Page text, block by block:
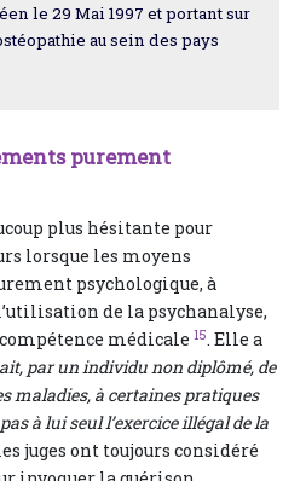
le 29 Mai 1997 et portant sur
au sein des pays
purement
plus hésitante pour
lorsque les moyens
psychologique, à
de la psychanalyse,
médicale 15. Elle a
ait, par un individu non diplômé, de
maladies, à certaines pratiques
à lui seul l’exercice illégal de la
juges ont toujours considéré